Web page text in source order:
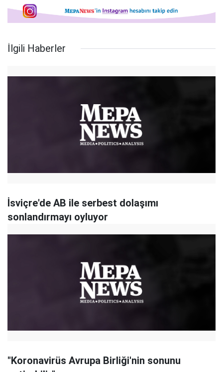
İlgili Haberler
İsviçre'de AB ile serbest dolaşımı
sonlandırmayı oyluyor
"Koronavirüs Avrupa Birliği'nin sonunu